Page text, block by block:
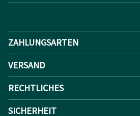
ZAHLUNGSARTEN
VERSAND
RECHTLICHES
SICHERHEIT